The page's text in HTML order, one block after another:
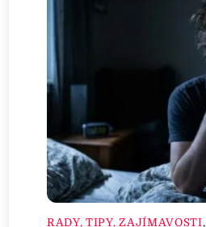
RADY, TIPY, ZAJÍMAVOSTI,